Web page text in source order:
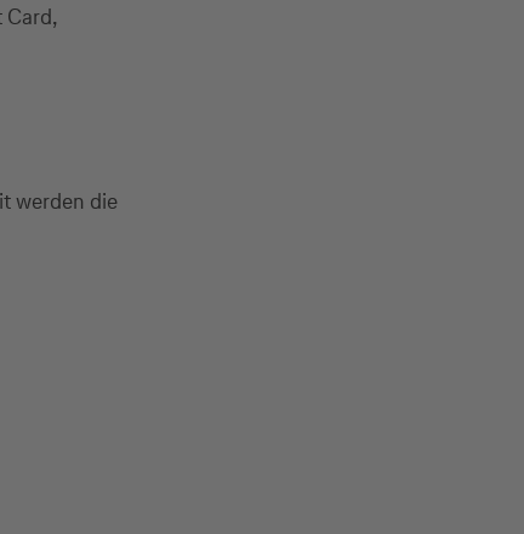
Card,
werden die